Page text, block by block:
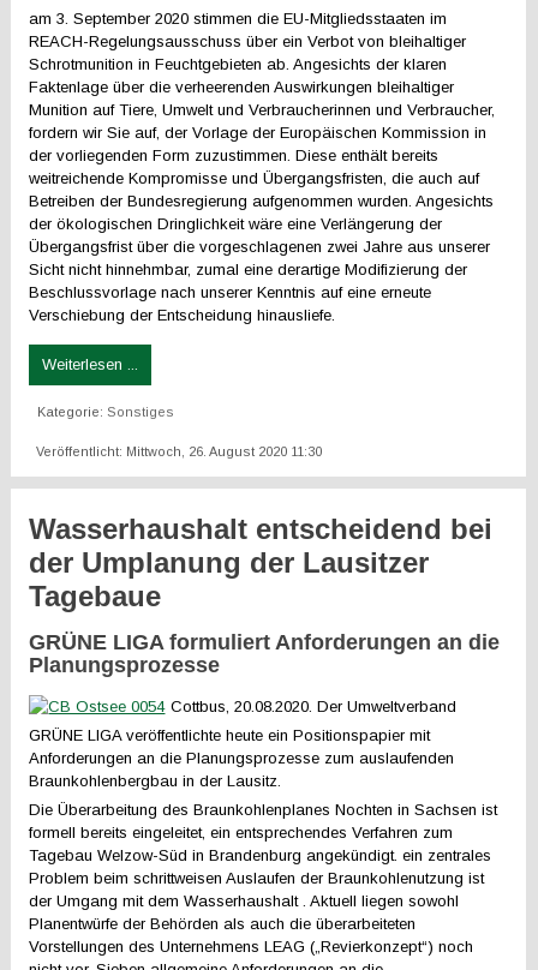
am 3. September 2020 stimmen die EU-Mitgliedsstaaten im
REACH-Regelungsausschuss über ein Verbot von bleihaltiger
Schrotmunition in Feuchtgebieten ab. Angesichts der klaren
Faktenlage über die verheerenden Auswirkungen bleihaltiger
Munition auf Tiere, Umwelt und Verbraucherinnen und Verbraucher,
fordern wir Sie auf, der Vorlage der Europäischen Kommission in
der vorliegenden Form zuzustimmen. Diese enthält bereits
weitreichende Kompromisse und Übergangsfristen, die auch auf
Betreiben der Bundesregierung aufgenommen wurden. Angesichts
der ökologischen Dringlichkeit wäre eine Verlängerung der
Übergangsfrist über die vorgeschlagenen zwei Jahre aus unserer
Sicht nicht hinnehmbar, zumal eine derartige Modifizierung der
Beschlussvorlage nach unserer Kenntnis auf eine erneute
Verschiebung der Entscheidung hinausliefe.
Weiterlesen ...
Kategorie:Sonstiges
Veröffentlicht: Mittwoch, 26. August 2020 11:30
Wasserhaushalt entscheidend bei
der Umplanung der Lausitzer
Tagebaue
GRÜNE LIGA formuliert Anforderungen an die
Planungsprozesse
Cottbus, 20.08.2020. Der Umweltverband
GRÜNE LIGA veröffentlichte heute ein Positionspapier mit
Anforderungen an die Planungsprozesse zum auslaufenden
Braunkohlenbergbau in der Lausitz.
Die Überarbeitung des Braunkohlenplanes Nochten in Sachsen ist
formell bereits eingeleitet, ein entsprechendes Verfahren zum
Tagebau Welzow-Süd in Brandenburg angekündigt. ein zentrales
Problem beim schrittweisen Auslaufen der Braunkohlenutzung ist
der Umgang mit dem Wasserhaushalt . Aktuell liegen sowohl
Planentwürfe der Behörden als auch die überarbeiteten
Vorstellungen des Unternehmens LEAG („Revierkonzept“) noch